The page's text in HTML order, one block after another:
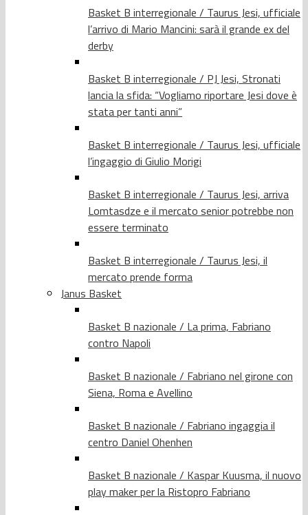
Basket B interregionale / Taurus Jesi, ufficiale
l’arrivo di Mario Mancini: sarà il grande ex del
derby
Basket B interregionale / PJ Jesi, Stronati
lancia la sfida: “Vogliamo riportare Jesi dove è
stata per tanti anni”
Basket B interregionale / Taurus Jesi, ufficiale
l’ingaggio di Giulio Morigi
Basket B interregionale / Taurus Jesi, arriva
Lomtasdze e il mercato senior potrebbe non
essere terminato
Basket B interregionale / Taurus Jesi, il
mercato prende forma
Janus Basket
Basket B nazionale / La prima, Fabriano
contro Napoli
Basket B nazionale / Fabriano nel girone con
Siena, Roma e Avellino
Basket B nazionale / Fabriano ingaggia il
centro Daniel Ohenhen
Basket B nazionale / Kaspar Kuusma, il nuovo
play maker per la Ristopro Fabriano